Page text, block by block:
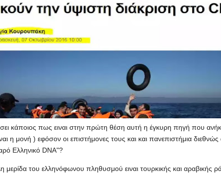
κάποιος πως ειναι στην πρώτη θέση αυτή η έγκυρη πηγή που
η μονή ) εφόσον οι επιστήμονες τους και και πανεπιστήμια
Ελληνικό DNA"?
μερίδα του ελληνόφωνου πληθυσμού ειναι τουρκικής και αραβικής